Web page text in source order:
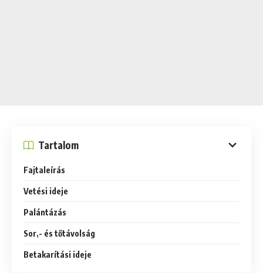
Tartalom
Fajtaleírás
Vetési ideje
Palántázás
Sor,- és tőtávolság
Betakarítási ideje